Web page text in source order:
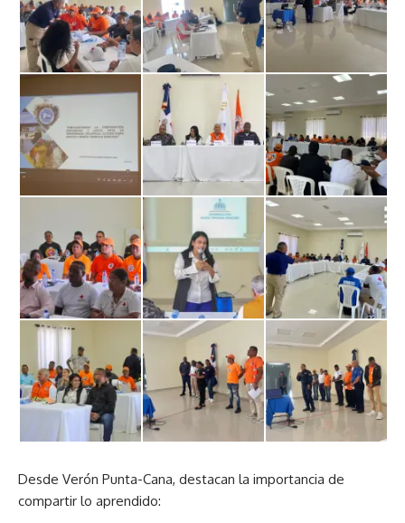
Desde Verón Punta-Cana, destacan la importancia de
compartir lo aprendido: